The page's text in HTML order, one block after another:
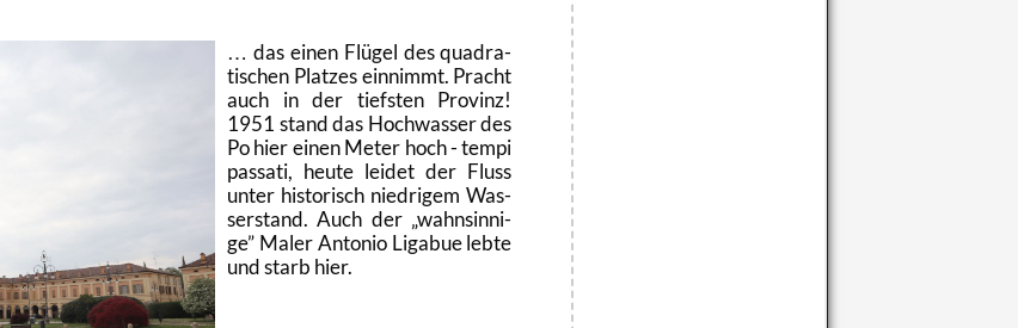
… das einen Flü­gel des qua­dra­
ti­schen Plat­zes ein­nimmt. Pracht
auch in der tiefs­ten Pro­vinz!
1951 stand das Hoch­was­ser des
Po hier einen Meter hoch - tempi
pas­sa­ti, heute lei­det der Fluss
unter his­to­risch nied­ri­gem Was­
ser­stand. Auch der wahn­sin­ni­
ge Maler An­to­nio Li­ga­bue lebte
und starb hier.